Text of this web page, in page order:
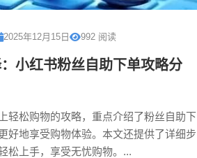
2025年12月15日 992 阅读
小红书粉丝自助下单攻略分
轻松购物的攻略，重点介绍了粉丝自助下
好地享受购物体验。本文还提供了详细步
松上手，享受无忧购物。...